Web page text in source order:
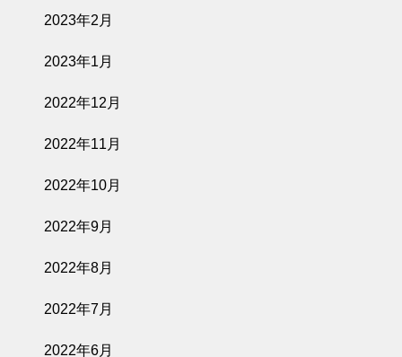
2023年2月
2023年1月
2022年12月
2022年11月
2022年10月
2022年9月
2022年8月
2022年7月
2022年6月